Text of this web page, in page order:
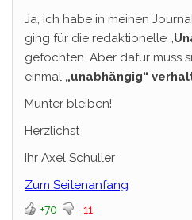
Ja, ich habe in meinen
ging für die redaktionelle „
gefochten. Aber dafür muss
einmal „unabhängig“
Munter bleiben!
Herzlichst
Ihr Axel Schuller
Zum Seitenanfang
+70 -11